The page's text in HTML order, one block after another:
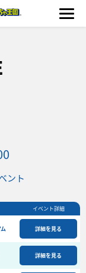
ント
イベント詳細
詳細を見る
詳細を見る